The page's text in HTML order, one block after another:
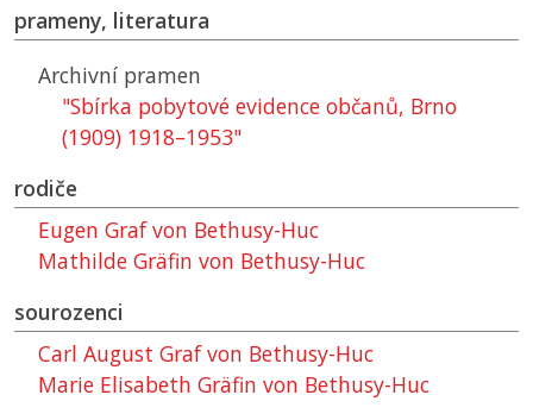
prameny, literatura
Archivní pramen
"Sbírka pobytové evidence občanů, Brno
(1909) 1918–1953"
rodiče
Eugen Graf von Bethusy-Huc
Mathilde Gräfin von Bethusy-Huc
sourozenci
Carl August Graf von Bethusy-Huc
Marie Elisabeth Gräfin von Bethusy-Huc